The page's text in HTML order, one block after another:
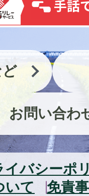
ど
お問い合わ
イバシーポ
いて
免責